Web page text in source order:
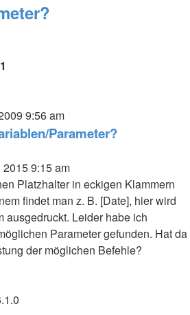
1
9:56 am
Parameter?
2015 9:15 am
Platzhalter in eckigen Klammern
findet man z. B. [Date], hier wird
ausgedruckt. Leider habe ich
Parameter gefunden. Hat da
der möglichen Befehle?